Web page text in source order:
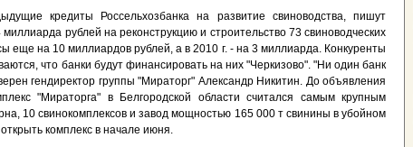
кредиты Россельхозбанка на развитие свиноводства, пишут
рублей на реконструкцию и строительство 73 свиноводческих
еще на 10 миллиардов рублей, а в 2010 г. - на 3 миллиарда. Конкуренты
что банки будут финансировать на них "Черкизово". "Ни один банк
гендиректор группы "Мираторг" Александр Никитин. До объявления
"Мираторга" в Белгородской области считался самым крупным
10 свинокомплексов и завод мощностью 165 000 т свинины в убойном
комплекс в начале июня.